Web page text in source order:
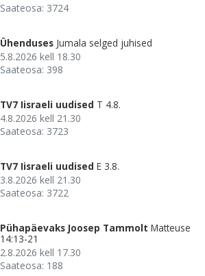
Saateosa: 3724
Ühenduses Jumala selged juhised
5.8.2026 kell 18.30
Saateosa: 398
TV7 Iisraeli uudised T 4.8.
4.8.2026 kell 21.30
Saateosa: 3723
TV7 Iisraeli uudised E 3.8.
3.8.2026 kell 21.30
Saateosa: 3722
Pühapäevaks Joosep Tammolt Matteuse
14:13-21
2.8.2026 kell 17.30
Saateosa: 188